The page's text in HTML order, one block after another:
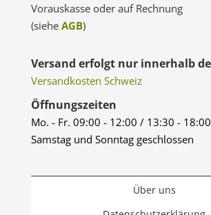
Vorauskasse oder auf Rechnung
(siehe AGB)
Versand erfolgt nur innerhalb
Versandkosten Schweiz
Öffnungszeiten
Mo. - Fr. 09:00 - 12:00 / 13:30 -
Samstag und Sonntag geschlossen
Über uns